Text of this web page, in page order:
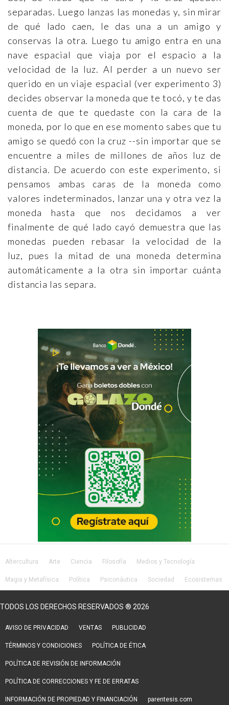
separadas. Luego lanzas las monedas y, sin mirar
de qué lado caen, le das una a un amigo y
conservas la otra. Luego tu amigo entra en una
nave espacial que viaja por el espacio a la
velocidad de la luz. Al perder a un nuevo ser
querido en un viaje espacial (ver experimento 3)
decides observar la moneda que te tocó, y te das
cuenta de que te quedaste con la cara de la
moneda, por lo que en ese momento sabes que tu
amigo se quedó con la cruz --sin importar que se
encuentre a miles de millones de años luz de
distancia. De acuerdo con este experimento, si
pensamos ambas caras de la moneda como
valores indeterminados, lanzar una y otra vez la
moneda hasta que nos decidamos a ver
finalmente de qué lado cayó demuestra que las
monedas pueden rebasar la velocidad de la
luz, pues la mitad de una moneda determina
automáticamente a la otra sin importar cuánta
distancia las separa.
Altercultura Arte Ciencia Filosofía Medios y Tecnología
Magia y Metafísica Política Psiconáutica Sociedad Ecosistemas
TODOS LOS DERECHOS RESERVADOS ® 2026
AVISO DE PRIVACIDAD VENTAS PUBLICIDAD
TÉRMINOS Y CONDICIONES POLÍTICA DE ÉTICA
POLÍTICA DE REVISIÓN DE INFORMACIÓN
POLÍTICA DE CORRECCIONES Y FE DE ERRATAS
INFORMACIÓN DE PROPIEDAD Y FINANCIACIÓN parentesis.com